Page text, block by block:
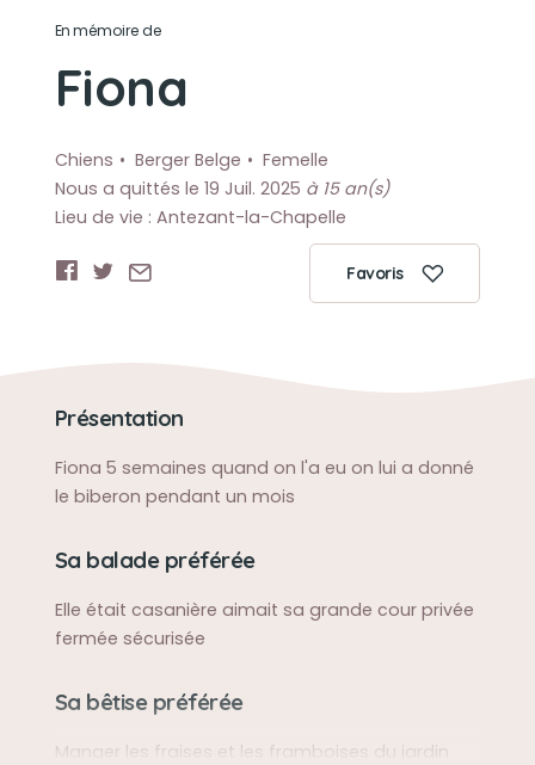
En mémoire de
Fiona
Chiens Berger Belge
Femelle
Nous a quittés le 19 Juil. 2025 à 15 an(s)
Lieu de vie : Antezant-la-Chapelle
Favoris
Présentation
Fiona 5 semaines quand on l'a eu on lui a donné
le biberon pendant un mois
Sa balade préférée
Elle était casanière aimait sa grande cour privée
fermée sécurisée
Sa bêtise préférée
Manger les fraises et les framboises du jardin